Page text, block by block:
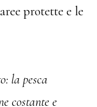
protette e le
la pesca
costante e